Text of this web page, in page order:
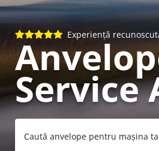
Experiență
Service
Caută anvelope pentru mașina ta